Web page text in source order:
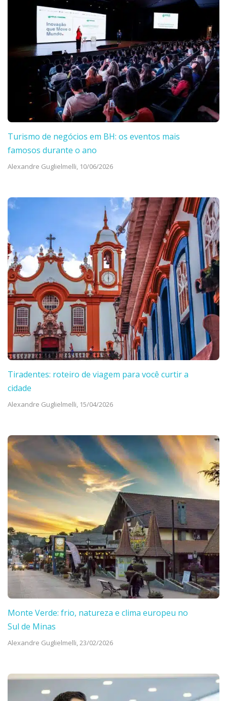
Turismo de negócios em BH: os eventos mais
famosos durante o ano
Alexandre Guglielmelli, 10/06/2026
Tiradentes: roteiro de viagem para você curtir a
cidade
Alexandre Guglielmelli, 15/04/2026
Monte Verde: frio, natureza e clima europeu no
Sul de Minas
Alexandre Guglielmelli, 23/02/2026